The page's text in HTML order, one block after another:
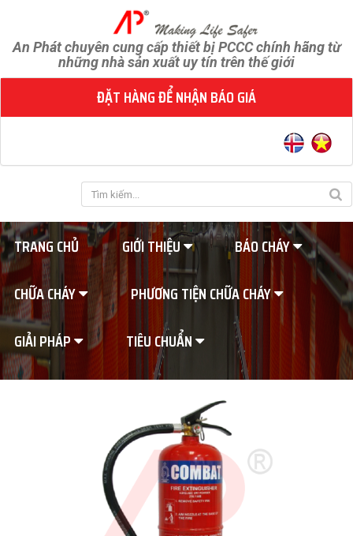
An Phát chuyên cung cấp thiết bị PCCC chính hãng từ
những nhà sản xuất uy tín trên thế giới
ĐẶT HÀNG ĐỂ NHẬN BÁO GIÁ
TRANG CHỦ GIỚI THIỆU
BÁO CHÁY
CHỮA CHÁY
PHƯƠNG TIỆN CHỮA CHÁY
GIẢI PHÁP
TIÊU CHUẨN